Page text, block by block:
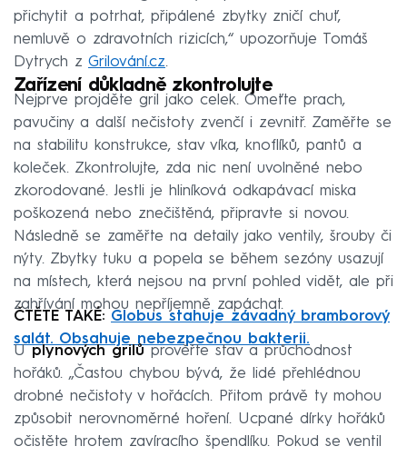
přichytit a potrhat, připálené zbytky zničí chuť,
nemluvě o zdravotních rizicích,“ upozorňuje Tomáš
Dytrych z Grilování.cz.
Zařízení důkladně zkontrolujte
Nejprve projděte gril jako celek. Omeťte prach,
pavučiny a další nečistoty zvenčí i zevnitř. Zaměřte se
na stabilitu konstrukce, stav víka, knoflíků, pantů a
koleček. Zkontrolujte, zda nic není uvolněné nebo
zkorodované. Jestli je hliníková odkapávací miska
poškozená nebo znečištěná, připravte si novou.
Následně se zaměřte na detaily jako ventily, šrouby či
nýty. Zbytky tuku a popela se během sezóny usazují
na místech, která nejsou na první pohled vidět, ale při
zahřívání mohou nepříjemně zapáchat.
ČTĚTE TAKÉ: Globus stahuje závadný bramborový
salát. Obsahuje nebezpečnou bakterii.
U plynových grilů prověřte stav a průchodnost
hořáků. „Častou chybou bývá, že lidé přehlédnou
drobné nečistoty v hořácích. Přitom právě ty mohou
způsobit nerovnoměrné hoření. Ucpané dírky hořáků
očistěte hrotem zavíracího špendlíku. Pokud se ventil